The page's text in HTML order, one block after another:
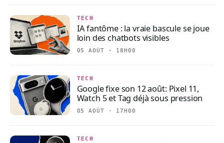
TECH
IA fantôme : la vraie bascule se joue
loin des chatbots visibles
05 AOÛT · 18H00
TECH
Google fixe son 12 août: Pixel 11,
Watch 5 et Tag déjà sous pression
05 AOÛT · 17H00
TECH